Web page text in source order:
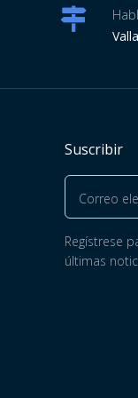
Suscribir
Regístrese
últimas